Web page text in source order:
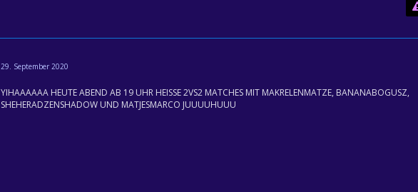
29. September 2020
YIHAAAAAA HEUTE ABEND AB 19 UHR HEISSE 2VS2 MATCHES MIT MAKRELENMATZE, BANANABOGUSZ,
SHEHERADZENSHADOW UND MATJESMARCO JUUUUHUUU